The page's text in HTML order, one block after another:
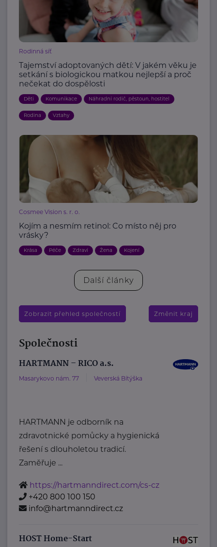
Rodinná síť
Tajemství adoptovaných dětí: V jakém věku je
setkání s biologickou matkou nejlepší a proč
nečekat do dospělosti
Děti Komunikace Náhradní rodič, pěstoun, hostitel
Rodina Vztahy
Cosmee Vision s. r. o.
Kojím a nesmím retinol: Co místo něj pro
vrásky?
Krása Péče Zdraví Žena Kojení
Další články
Zobrazit přehled společností Změnit kraj
Společnosti
HARTMANN – RICO a.s.
Masarykovo nám. 77 Veverská Bítýška
HARTMANN je odborník na
zdravotnické pomůcky a hygienická
řešení s dlouholetou tradicí.
Zaměřuje ...
https://hartmanndirect.com/cs-cz
+420 800 100 150
info@hartmanndirect.cz
HOST Home-Start